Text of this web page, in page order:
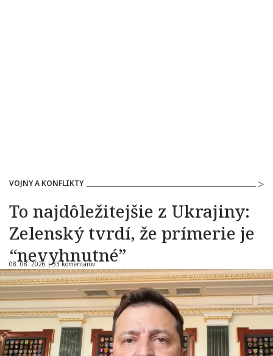
VOJNY A KONFLIKTY
To najdôležitejšie z Ukrajiny:
Zelenský tvrdí, že prímerie je
“nevyhnutné”
08. 08. 2026 |33 komentárov